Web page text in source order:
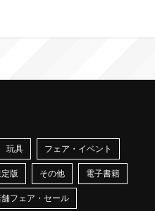
玩具 フェア・イベント
版 その他 電子書籍
舗フェア・セール